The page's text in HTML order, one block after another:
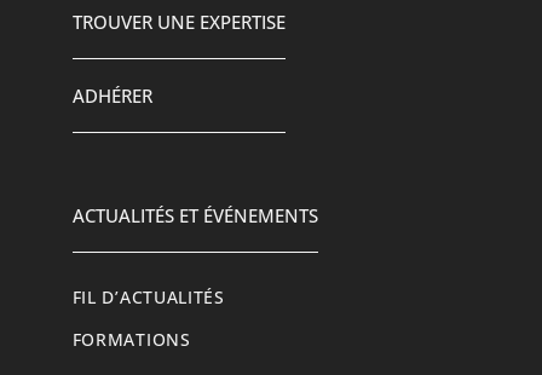
TROUVER UNE EXPERTISE
ADHÉRER
ACTUALITÉS ET ÉVÉNEMENTS
FIL D’ACTUALITÉS
FORMATIONS